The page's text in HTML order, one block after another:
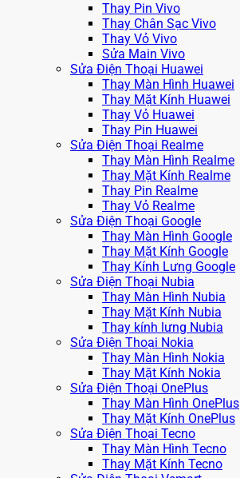
Thay Pin Vivo
Thay Chân Sạc Vivo
Thay Vỏ Vivo
Sửa Main Vivo
Sửa Điện Thoại Huawei
Thay Màn Hình Huawei
Thay Mặt Kính Huawei
Thay Vỏ Huawei
Thay Pin Huawei
Sửa Điện Thoại Realme
Thay Màn Hình Realme
Thay Mặt Kính Realme
Thay Pin Realme
Thay Vỏ Realme
Sửa Điện Thoại Google
Thay Màn Hình Google
Thay Mặt Kính Google
Thay Kính Lưng Google
Sửa Điện Thoại Nubia
Thay Màn Hình Nubia
Thay Mặt Kính Nubia
Thay kính lưng Nubia
Sửa Điện Thoại Nokia
Thay Màn Hình Nokia
Thay Mặt Kính Nokia
Sửa Điện Thoại OnePlus
Thay Màn Hình OnePlus
Thay Mặt Kính OnePlus
Sửa Điện Thoại Tecno
Thay Màn Hình Tecno
Thay Mặt Kính Tecno